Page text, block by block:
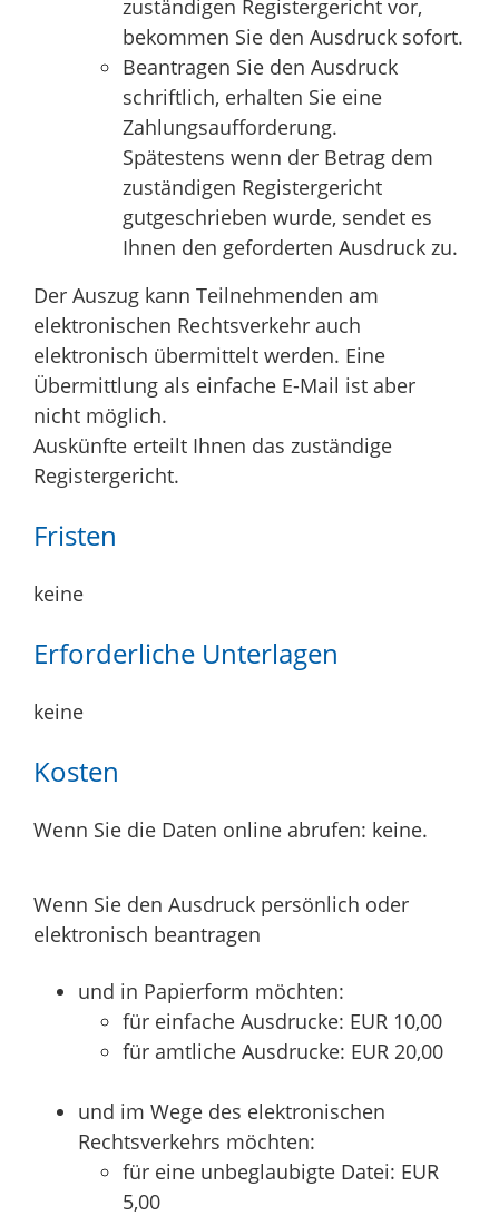
zuständigen Registergericht vor,
bekommen Sie den Ausdruck sofort.
Beantragen Sie den Ausdruck
schriftlich, erhalten Sie eine
Zahlungsaufforderung.
Spätestens wenn der Betrag dem
zuständigen Registergericht
gutgeschrieben wurde, sendet es
Ihnen den geforderten Ausdruck zu.
Der Auszug kann Teilnehmenden am
elektronischen Rechtsverkehr auch
elektronisch übermittelt werden. Eine
Übermittlung als einfache E-Mail ist aber
nicht möglich.
Auskünfte erteilt Ihnen das zuständige
Registergericht.
Fristen
keine
Erforderliche Unterlagen
keine
Kosten
Wenn Sie die Daten online abrufen: keine.
Wenn Sie den Ausdruck persönlich oder
elektronisch beantragen
und in Papierform möchten:
für einfache Ausdrucke: EUR 10,00
für amtliche Ausdrucke: EUR 20,00
und im Wege des elektronischen
Rechtsverkehrs möchten:
für eine unbeglaubigte Datei: EUR
5,00